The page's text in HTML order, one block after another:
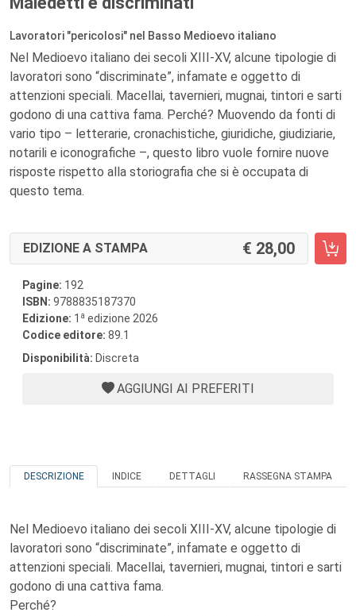
Lavoratori "pericolosi" nel Basso Medioevo italiano
Nel Medioevo italiano dei secoli XIII-XV, alcune tipologie di
lavoratori sono “discriminate”, infamate e oggetto di
attenzioni speciali. Macellai, tavernieri, mugnai, tintori e sarti
godono di una cattiva fama. Perché? Muovendo da fonti di
vario tipo – letterarie, cronachistiche, giuridiche, giudiziarie,
notarili e iconografiche –, questo libro vuole fornire nuove
risposte rispetto alla storiografia che si è occupata di
questo tema.
EDIZIONE A STAMPA 28,00
Pagine: 192
ISBN: 9788835187370
Edizione: 1 a edizione 2026
Codice editore: 89.1
Disponibilità: Discreta
AGGIUNGI AI PREFERITI
DESCRIZIONE INDICE DETTAGLI RASSEGNA STAMPA
Nel Medioevo italiano dei secoli XIII-XV, alcune tipologie di
lavoratori sono “discriminate”, infamate e oggetto di
attenzioni speciali. Macellai, tavernieri, mugnai, tintori e sarti
godono di una cattiva fama.
Perché?